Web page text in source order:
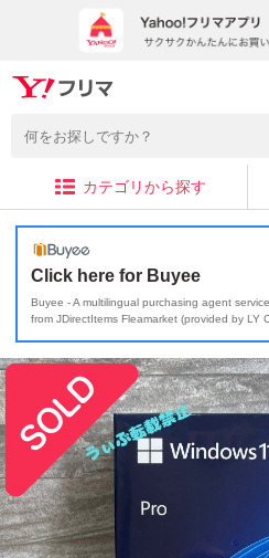
カテゴリから探す
Click here for Buyee
Buyee - A multilingual purchasing agent
from JDirectItems Fleamarket (provided by LY